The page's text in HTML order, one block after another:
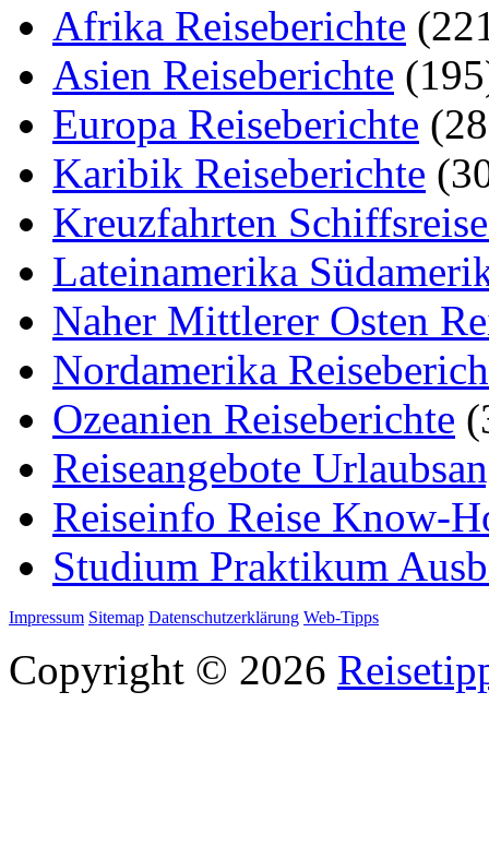
Afrika Reiseberichte
Asien Reiseberichte
Europa Reiseberichte
Karibik Reiseberichte
Kreuzfahrten
Lateinamerika
Naher Mittlerer Osten
Nordamerika
Ozeanien Reiseberichte
Reiseangebote
Reiseinfo Reise Know-
Studium Praktikum
Impressum Sitemap Datenschutzerklärung Web-Tipps
Copyright © 2026